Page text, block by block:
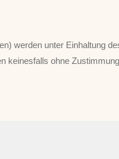
werden unter Einhaltung
keinesfalls ohne